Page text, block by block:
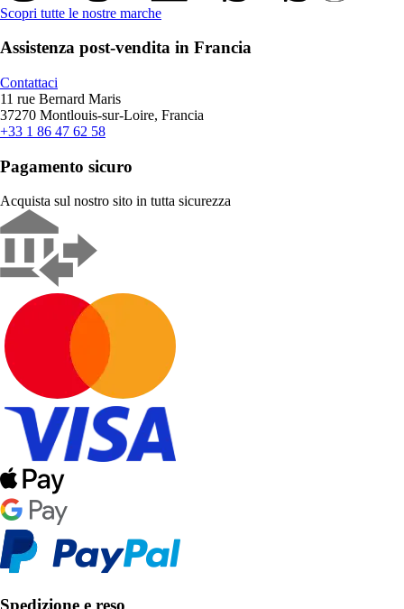
Scopri tutte le nostre marche
Assistenza post-vendita in Francia
Contattaci
11 rue Bernard Maris
37270 Montlouis-sur-Loire, Francia
+33 1 86 47 62 58
Pagamento sicuro
Acquista sul nostro sito in tutta sicurezza
Spedizione e reso